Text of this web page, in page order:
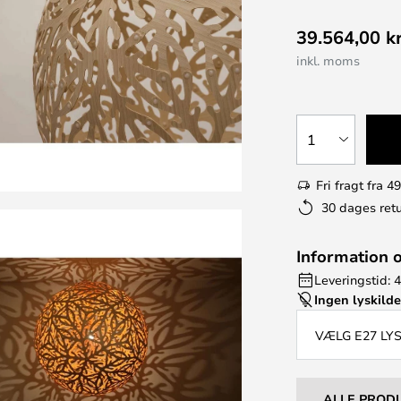
39.564,00
inkl. moms
1
Fri fragt fra
30 dages
Information
Leveringstid:
Ingen lyskilde
VÆLG E27